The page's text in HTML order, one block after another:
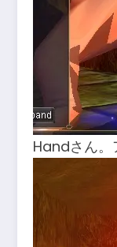
Handさん。